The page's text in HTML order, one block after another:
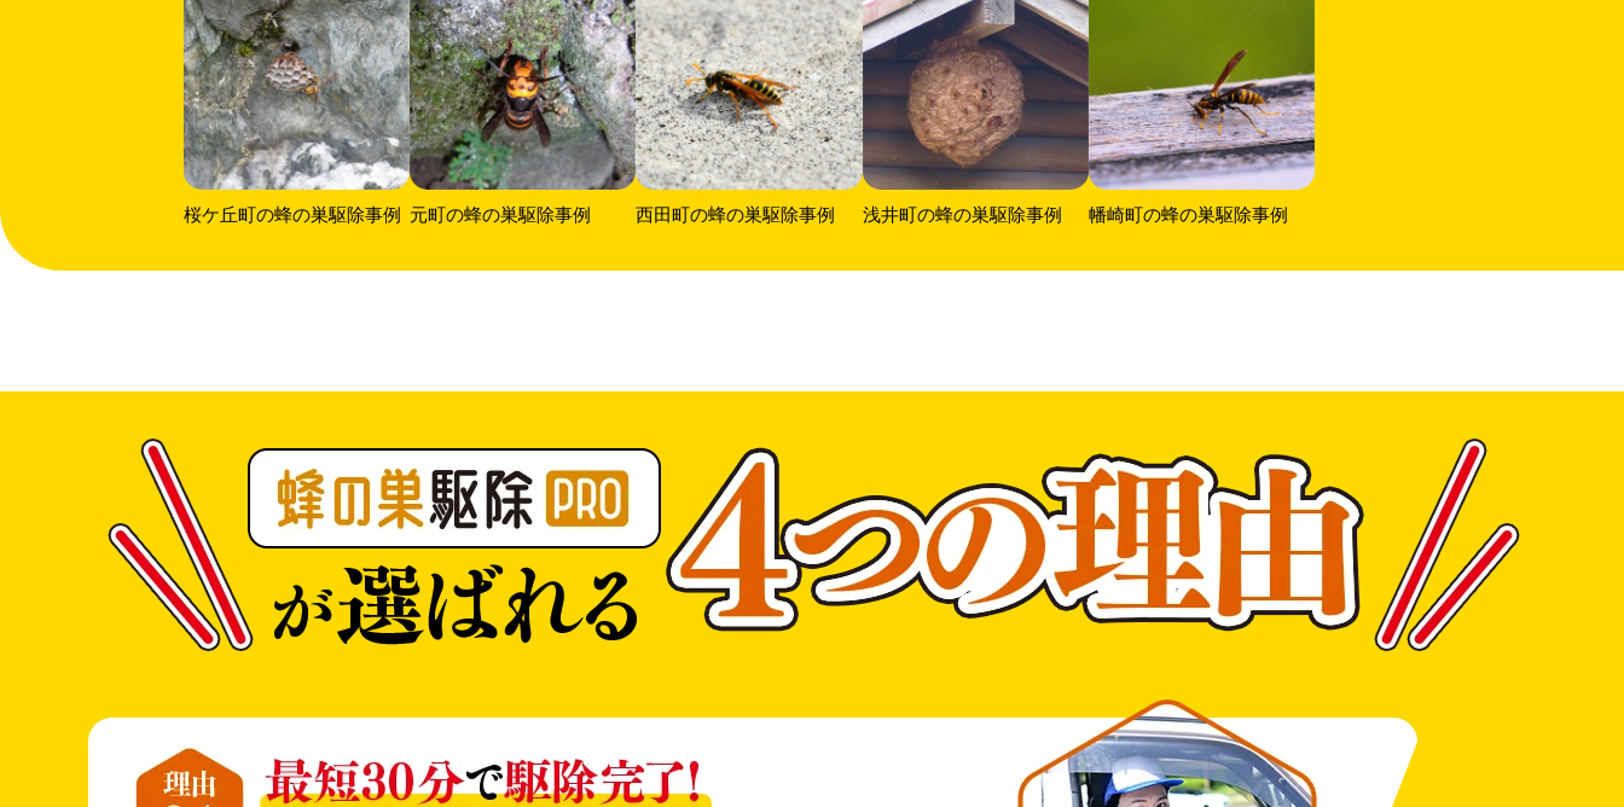
桜ケ丘町の蜂の巣駆除事例 元町の蜂の巣駆除事例 西田町の蜂の巣駆除事例 浅井町の蜂の巣駆除事例 幡崎町の蜂の巣駆除事例